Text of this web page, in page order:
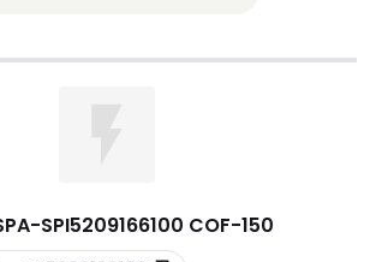
-SPI5209166100 COF-150